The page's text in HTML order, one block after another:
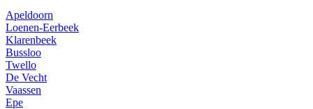
Apeldoorn
Loenen-Eerbeek
Klarenbeek
Bussloo
Twello
De Vecht
Vaassen
Epe